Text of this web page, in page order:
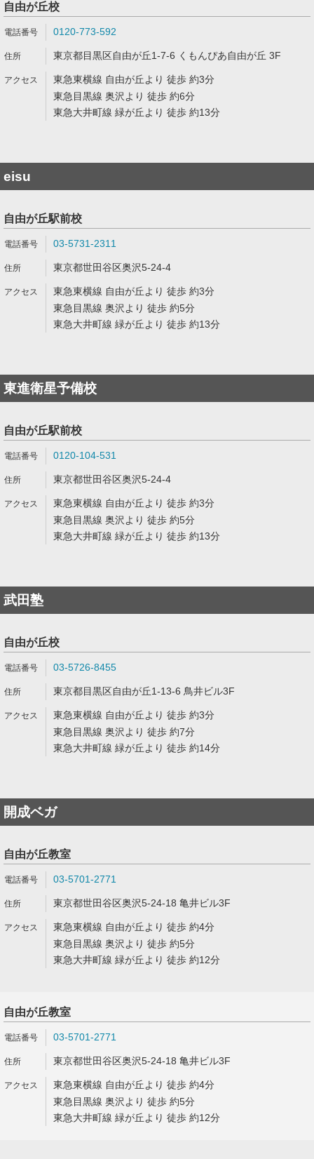
自由が丘校
0120-773-592
東京都目黒区自由が丘1-7-6 くもんぴあ自由が丘 3F
東急東横線 自由が丘より 徒歩 約3分
東急目黒線 奥沢より 徒歩 約6分
東急大井町線 緑が丘より 徒歩 約13分
eisu
自由が丘駅前校
03-5731-2311
東京都世田谷区奥沢5-24-4
東急東横線 自由が丘より 徒歩 約3分
東急目黒線 奥沢より 徒歩 約5分
東急大井町線 緑が丘より 徒歩 約13分
東進衛星予備校
自由が丘駅前校
0120-104-531
東京都世田谷区奥沢5-24-4
東急東横線 自由が丘より 徒歩 約3分
東急目黒線 奥沢より 徒歩 約5分
東急大井町線 緑が丘より 徒歩 約13分
武田塾
自由が丘校
03-5726-8455
東京都目黒区自由が丘1-13-6 鳥井ビル3F
東急東横線 自由が丘より 徒歩 約3分
東急目黒線 奥沢より 徒歩 約7分
東急大井町線 緑が丘より 徒歩 約14分
開成ベガ
自由が丘教室
03-5701-2771
東京都世田谷区奥沢5-24-18 亀井ビル3F
東急東横線 自由が丘より 徒歩 約4分
東急目黒線 奥沢より 徒歩 約5分
東急大井町線 緑が丘より 徒歩 約12分
自由が丘教室
03-5701-2771
東京都世田谷区奥沢5-24-18 亀井ビル3F
東急東横線 自由が丘より 徒歩 約4分
東急目黒線 奥沢より 徒歩 約5分
東急大井町線 緑が丘より 徒歩 約12分